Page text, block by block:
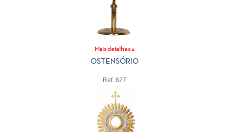
Mais detalhes »
OSTENSÓRIO
Ref. 627